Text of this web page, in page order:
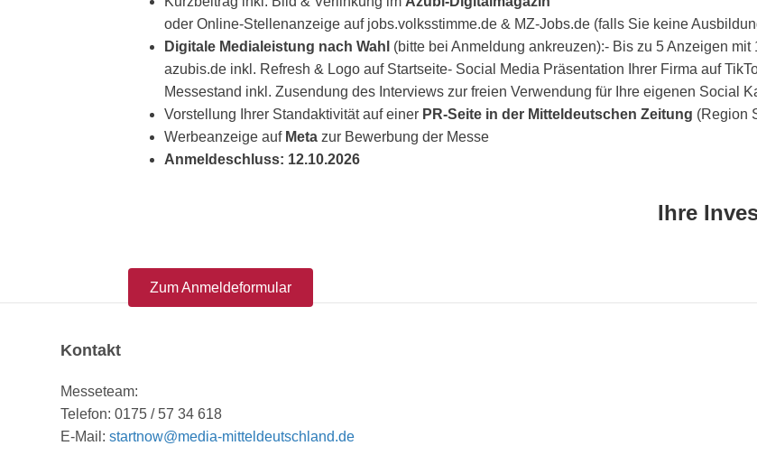
oder Online-Stellenanzeige auf jobs.volksstimme.de & MZ-Jobs.de (falls Sie keine
Digitale Medialeistung nach Wahl (bitte bei Anmeldung ankreuzen):- Bis zu 5 Anzeigen
azubis.de inkl. Refresh & Logo auf Startseite- Social Media Präsentation Ihrer Firma auf
Messestand inkl. Zusendung des Interviews zur freien Verwendung für Ihre eigenen Social
Vorstellung Ihrer Standaktivität auf einer PR-Seite in der Mitteldeutschen Zeitung (Region
Werbeanzeige auf Meta zur Bewerbung der Messe
Anmeldeschluss: 12.10.2026
Ihre
Zum Anmeldeformular
Kontakt
Messeteam:
Telefon: 0175 / 57 34 618
E-Mail:startnow@media-mitteldeutschland.de